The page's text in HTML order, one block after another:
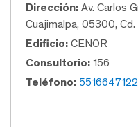
Dirección: Av. Carlos
Cuajimalpa, 05300,
Edificio: CENOR
Consultorio: 156
Teléfono: 5516647122